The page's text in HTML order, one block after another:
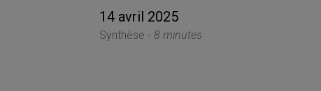
14 avril 2025
Synthèse - 8 minutes